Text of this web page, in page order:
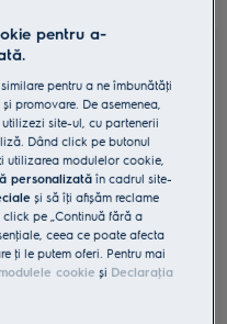
pentru a-
pentru a ne îmbunătăţi
promovare. De asemenea,
site-ul, cu partenerii
Dând click pe butonul
utilizarea modulelor cookie,
personalizată în cadrul site-
și să îţi afișăm reclame
pe „Continuă fără a
ceea ce poate afecta
ţi le putem oferi. Pentru mai
cookie și Declaraţia